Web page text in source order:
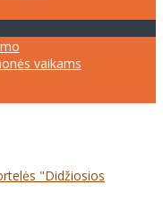
vaikams
"Didžiosios